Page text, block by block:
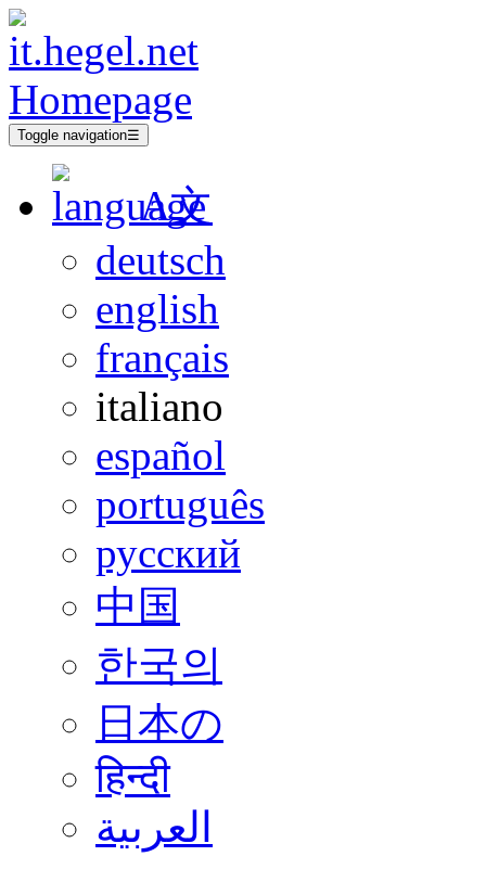
Toggle navigation☰
A文
deutsch
english
français
italiano
español
português
русский
中国
한국의
日本の
हिन्दी
العربية